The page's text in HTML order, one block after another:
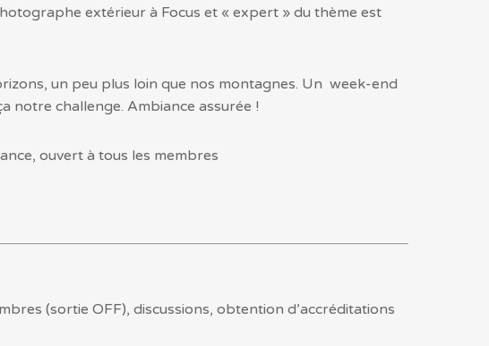
extérieur à Focus et « expert » du thème est
un peu plus loin que nos montagnes. Un week-end
notre challenge. Ambiance assurée !
ouvert à tous les membres
(sortie OFF), discussions, obtention d’accréditations